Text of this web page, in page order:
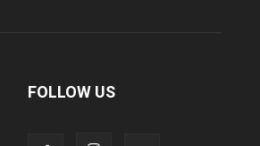
FOLLOW US